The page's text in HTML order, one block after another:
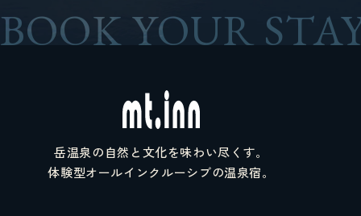
BOOK YOUR
岳温泉の自然と文化を味わい尽くす。
体験型オールインクルーシブの温泉宿。